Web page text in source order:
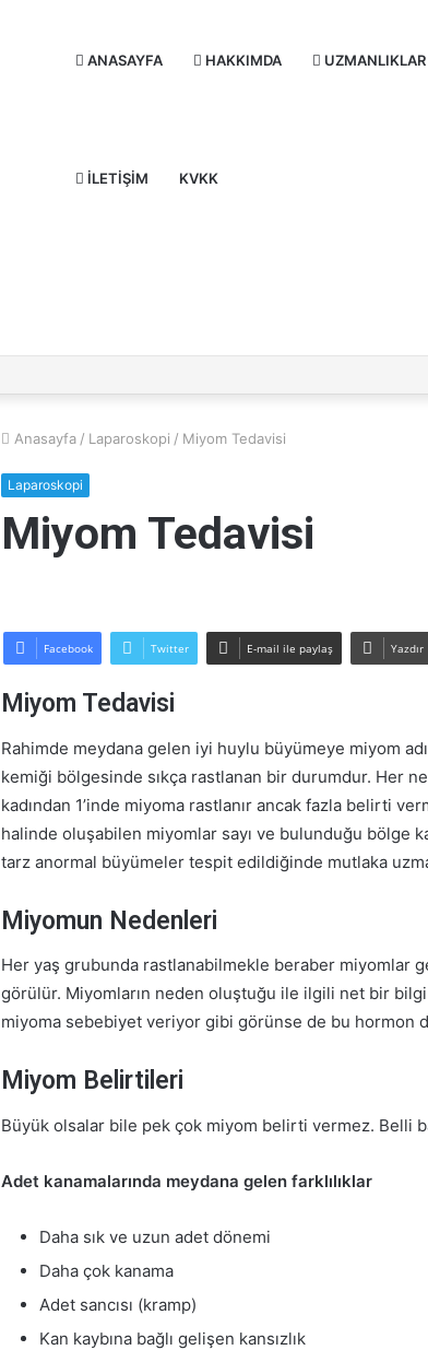
ANASAYFA HAKKIMDA UZMANLIKLAR
İLETIŞIM KVKK
Anasayfa / Laparoskopi / Miyom Tedavisi
Laparoskopi
Miyom Tedavisi
Facebook Twitter E-mail ile paylaş Yazdır
Miyom Tedavisi
Rahimde meydana gelen iyi huylu büyümeye miyom
kemiği bölgesinde sıkça rastlanan bir durumdur. Her
kadından 1’inde miyoma rastlanır ancak fazla belirti
halinde oluşabilen miyomlar sayı ve bulunduğu bölge
tarz anormal büyümeler tespit edildiğinde mutlaka
Miyomun Nedenleri
Her yaş grubunda rastlanabilmekle beraber miyomlar
görülür. Miyomların neden oluştuğu ile ilgili net bir
miyoma sebebiyet veriyor gibi görünse de bu hormon
Miyom Belirtileri
Büyük olsalar bile pek çok miyom belirti vermez. Belli
Adet kanamalarında meydana gelen farklılıklar
Daha sık ve uzun adet dönemi
Daha çok kanama
Adet sancısı (kramp)
Kan kaybına bağlı gelişen kansızlık